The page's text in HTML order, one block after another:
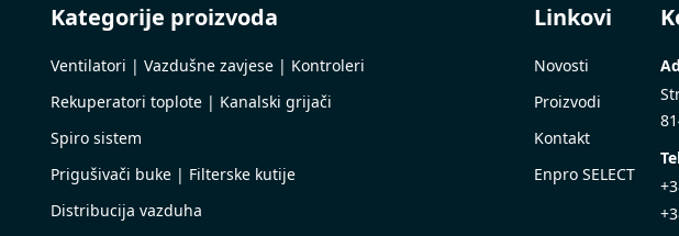
Kategorije proizvoda
Ventilatori | Vazdušne zavjese | Kontroleri
Rekuperatori toplote | Kanalski grijači
Spiro sistem
Prigušivači buke | Filterske kutije
Distribucija vazduha
Linkovi
Novosti
Proizvodi
Kontakt
Enpro SELECT